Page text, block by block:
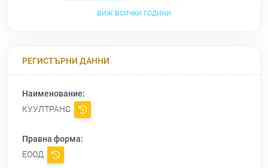
виж всички години
РЕГИСТЪРНИ ДАННИ
Наименование:
КУУЛТРАНС
Правна форма:
ЕООД